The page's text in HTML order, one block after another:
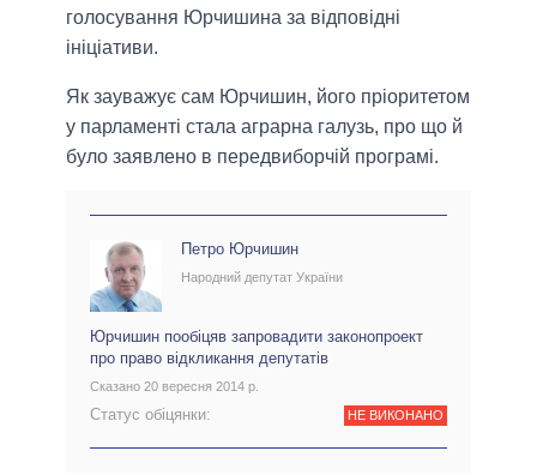
голосування Юрчишина за відповідні
ініціативи.
Як зауважує сам Юрчишин, його пріоритетом
у парламенті стала аграрна галузь, про що й
було заявлено в передвиборчій програмі.
Петро Юрчишин
Народний депутат України
Юрчишин пообіцяв запровадити законопроект
про право відкликання депутатів
Сказано 20 вересня 2014 р.
Статус обіцянки: НЕ ВИКОНАНО